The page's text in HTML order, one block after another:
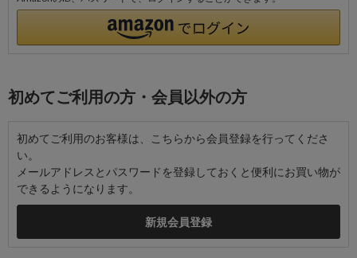
初めてご利用の方・会員以外の方
初めてご利用のお客様は、こちらから会員登録を行ってくださ
い。
メールアドレスとパスワードを登録しておくと便利にお買い物が
できるようになります。